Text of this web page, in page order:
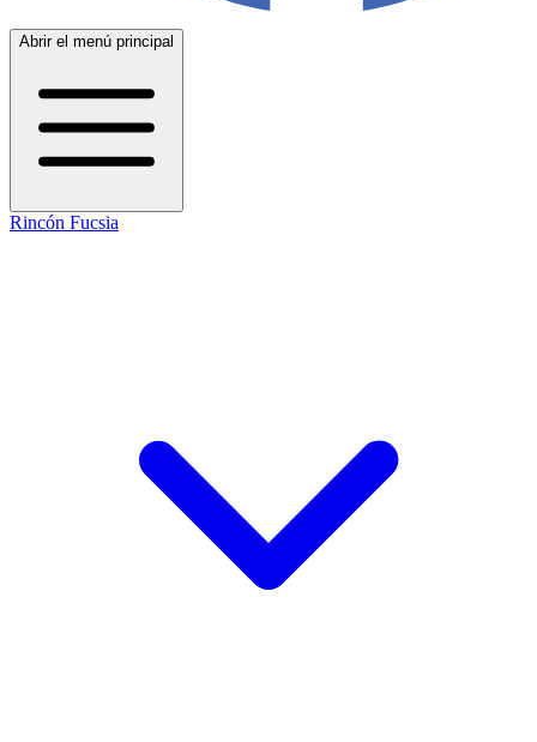
Abrir el menú principal
Rincón Fucsia